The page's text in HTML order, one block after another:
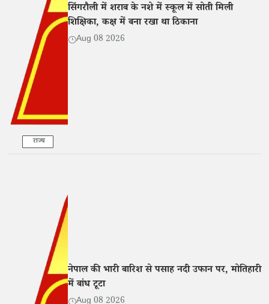
राज्य
सिंगरौली में शराब के नशे में स्कूल में सोती मिली
शिक्षिका, कक्ष में बना रखा था ठिकाना
Aug 08 2026
नेपाल की भारी बारिश से पसाह नदी उफान पर, मोतिहारी
में बांध टूटा